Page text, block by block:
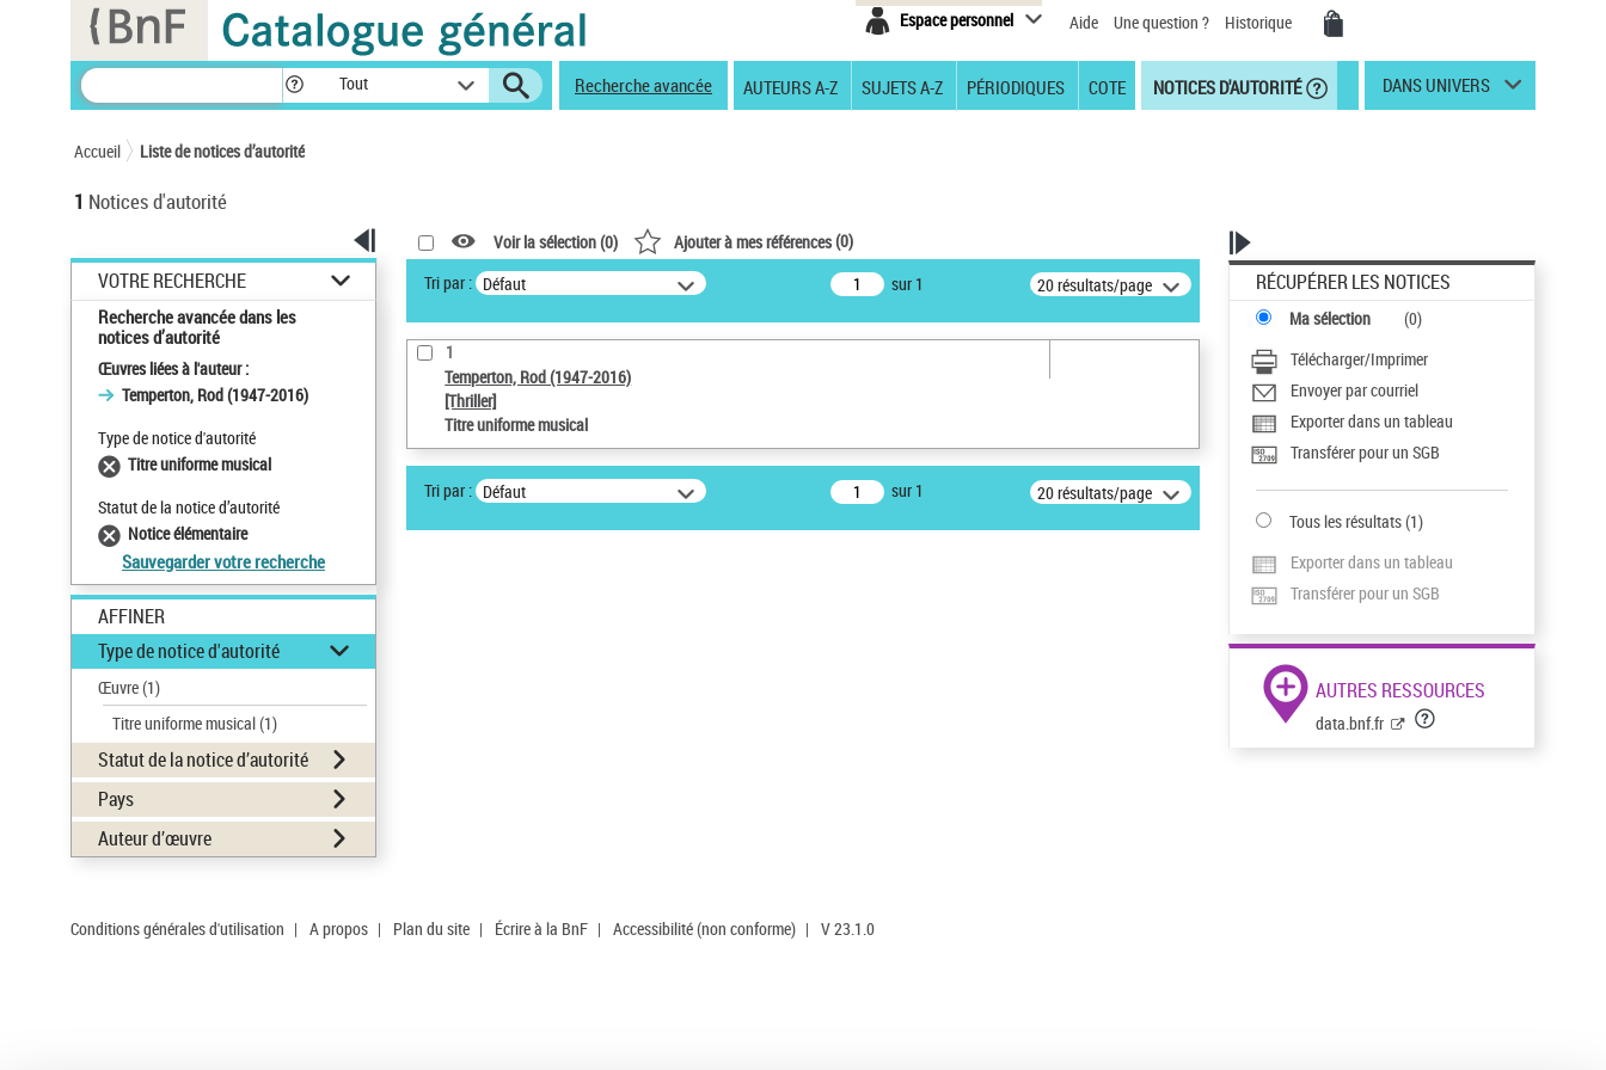
Espace personnel Aide Une question ? Historique
Tout Recherche avancée AUTEURS A-Z SUJETS A-Z PÉRIODIQUES COTE NOTICES D'AUTORITÉ DANS UNIVERS
Accueil Liste de notices d’autorité
1 Notices d'autorité
VOTRE RECHERCHE
Recherche avancée dans les
notices d’autorité
Œuvres liées à l'auteur :
Temperton, Rod (1947-2016)
Type de notice d'autorité
Titre uniforme musical
Statut de la notice d’autorité
Notice élémentaire
Sauvegarder votre recherche
AFFINER
Type de notice d'autorité
Œuvre(1)
Titre uniforme musical(1)
Statut de la notice d’autorité
Pays
Auteur d’œuvre
Voir la sélection (0) Ajouter à mes références(0)
Tri par : Défaut sur 1 20 résultats/page
1
Temperton, Rod (1947-2016)
[Thriller]
Titre uniforme musical
Tri par : Défaut sur 1 20 résultats/page
RÉCUPÉRER LES NOTICES
Ma sélection (0)
Télécharger/Imprimer
Envoyer par courriel
Exporter dans un tableau
Transférer pour un SGB
Tous les résultats(1)
Exporter dans un tableau
Transférer pour un SGB
AUTRES RESSOURCES
data.bnf.fr
Conditions générales d'utilisation | A propos | Plan du site | Écrire à la BnF | Accessibilité (non conforme) | V 23.1.0
Panneau de gestion des cookies